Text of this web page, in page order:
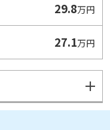
29.8万円
27.1万円